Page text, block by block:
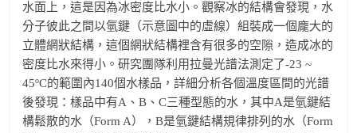
水面上，這是因為冰密度比水小。觀察冰的結構會發現，水
分子彼此之間以氫鍵（示意圖中的虛線）組裝成一個龐大的
立體網狀結構，這個網狀結構裡含有很多的空隙，造成冰的
密度比水來得小。研究團隊利用拉曼光譜法測定了-23 ~
45oC的範圍內140個水樣品，詳細分析各個溫度區間的光譜
後發現：樣品中有A、B、C三種型態的水，其中A是氫鍵結
構鬆散的水（Form A），B是氫鍵結構規律排列的水（Form